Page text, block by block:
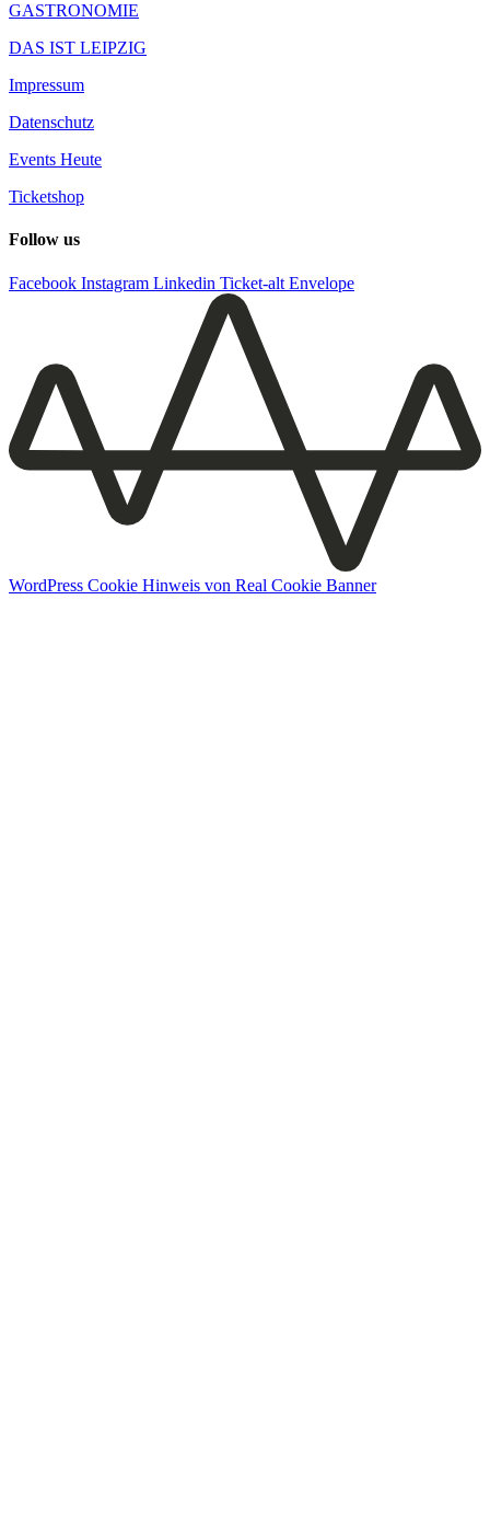
GASTRONOMIE
DAS IST LEIPZIG
Impressum
Datenschutz
Events Heute
Ticketshop
Follow us
Facebook Instagram Linkedin Ticket-alt Envelope
WordPress Cookie Hinweis von Real Cookie Banner